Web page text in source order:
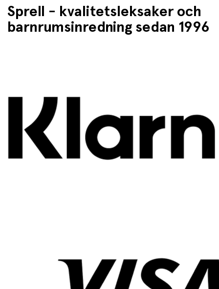
Sprell - kvalitetsleksaker och
barnrumsinredning sedan 1996